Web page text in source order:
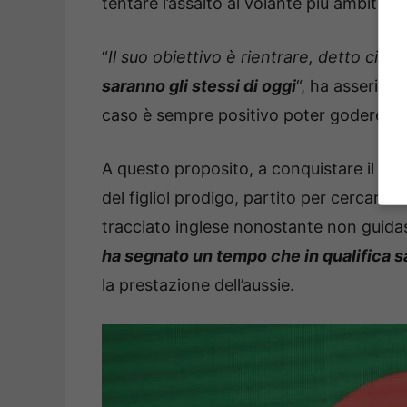
“Il suo obiettivo è rientrare, detto ciò
i
saranno gli stessi di oggi“, ha asserito
caso è sempre positivo poter godere di
A questo proposito, a conquistare il
del figliol prodigo, partito per cercare
tracciato inglese nonostante non
ha segnato un tempo che in qualifica
la prestazione dell’aussie.